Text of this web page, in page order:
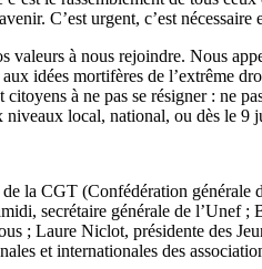
C’est urgent, c’est nécessaire
à nous rejoindre. Nous
idées mortifères de l’extrême
à ne pas se résigner : ne
local, national, ou dès le 9
la CGT (Confédération
secrétaire générale de l’Unef
; Laure Niclot, présidente des
et internationales des